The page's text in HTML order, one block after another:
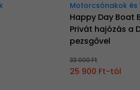
Motorcsónakok és
Happy Day Boat
Privát hajózás a
pezsgővel
33 000 Ft
25 900 Ft-tól